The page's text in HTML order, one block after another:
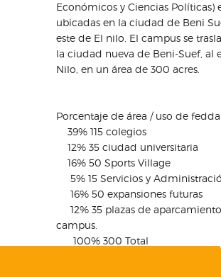
Económicos y Ciencias Políticas)
ubicadas en la ciudad de Beni
este de El nilo. El campus se
la ciudad nueva de Beni-Suef, al
Nilo, en un área de 300 acres.
Porcentaje de área / uso de
39% 115 colegios
12% 35 ciudad universitaria
16% 50 Sports Village
5% 15 Servicios y
16% 50 expansiones futuras
12% 35 plazas de
campus.
100% 300 Total